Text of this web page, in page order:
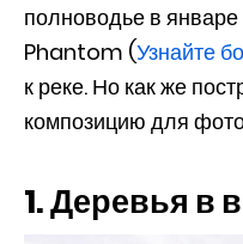
полноводье в январе
Phantom (Узнайте
к реке. Но как же
композицию для
1. Деревья в